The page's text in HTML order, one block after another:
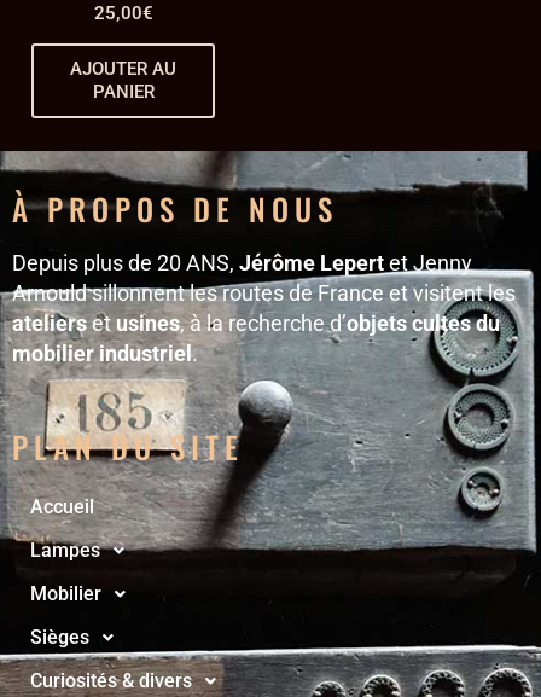
25,00€
AJOUTER AU
PANIER
À PROPOS DE NOUS
Depuis plus de 20 ANS, Jérôme Lepertet Jenny
Arnould sillonnent les routes de France et visitent les
ateliersetusines, à la recherche d’objets cultes du
mobilier industriel.
PLAN DU SITE
Accueil
Lampes
Mobilier
Sièges
Curiosités & divers